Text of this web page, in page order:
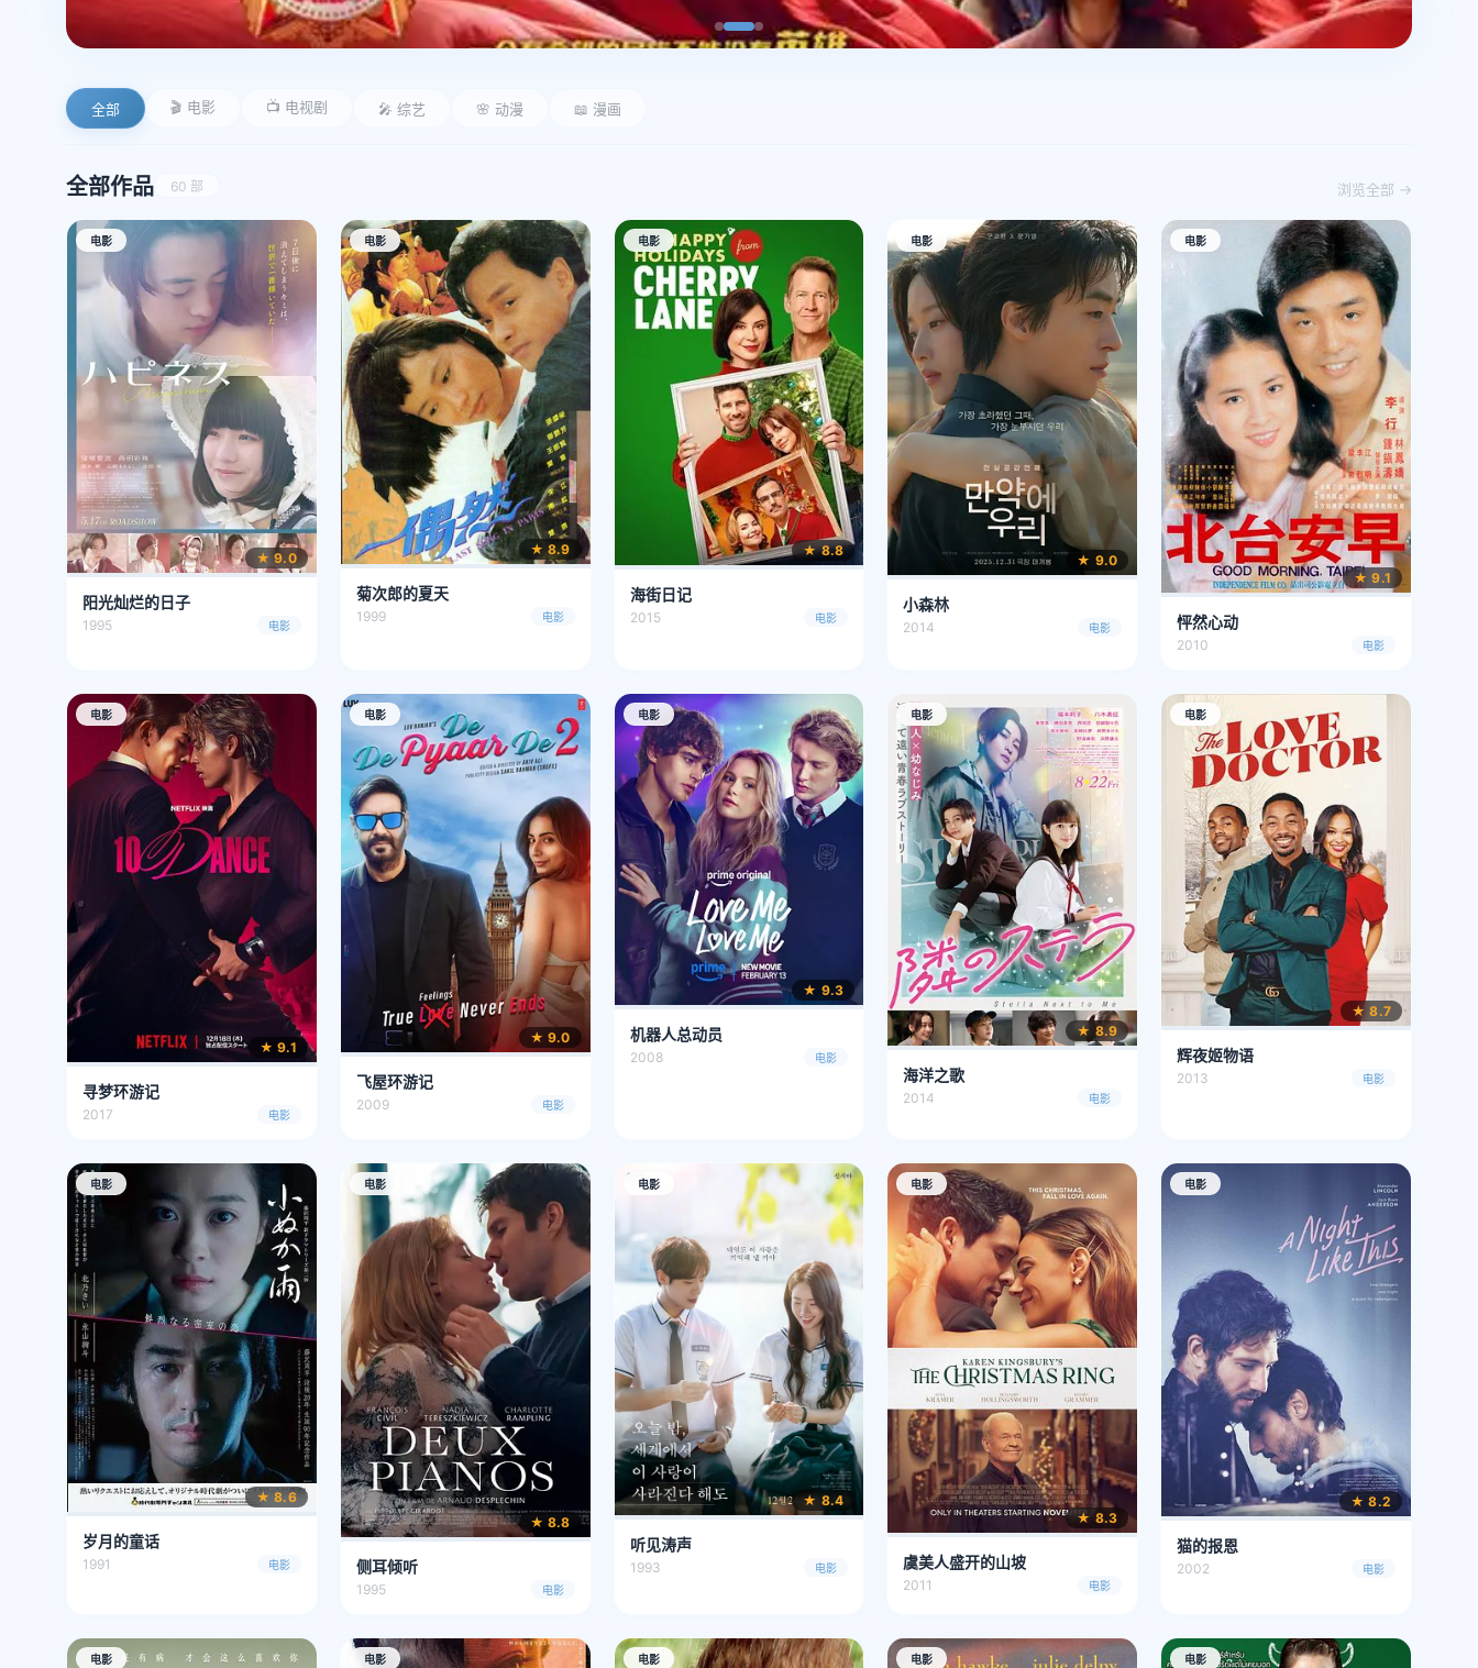
全部 🎬 电影 📺 电视剧 🎤 综艺 🌸 动漫 📖 漫画
全部作品 60 部 浏览全部 →
电影
★ 9.0
阳光灿烂的日子
1995 电影
电影
★ 8.9
菊次郎的夏天
1999 电影
电影
★ 8.8
海街日记
2015 电影
电影
★ 9.0
小森林
2014 电影
电影
★ 9.1
怦然心动
2010 电影
电影
★ 9.1
寻梦环游记
2017 电影
电影
★ 9.0
飞屋环游记
2009 电影
电影
★ 9.3
机器人总动员
2008 电影
电影
★ 8.9
海洋之歌
2014 电影
电影
★ 8.7
辉夜姬物语
2013 电影
电影
★ 8.6
岁月的童话
1991 电影
电影
★ 8.8
侧耳倾听
1995 电影
电影
★ 8.4
听见涛声
1993 电影
电影
★ 8.3
虞美人盛开的山坡
2011 电影
电影
★ 8.2
猫的报恩
2002 电影
电影 电影 电影 电影 电影